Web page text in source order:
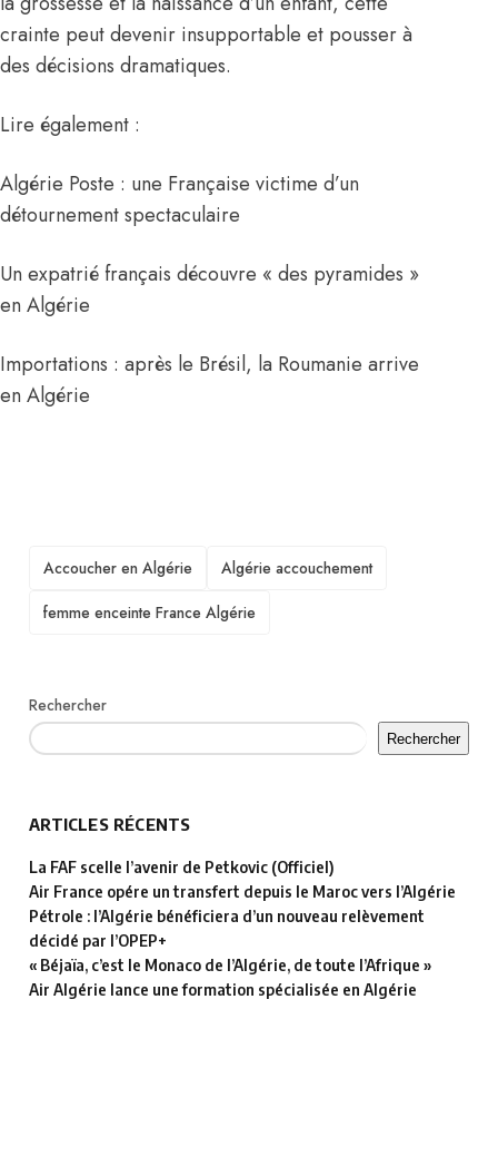
crainte peut devenir insupportable et pousser à
des décisions dramatiques.
Lire également :
Algérie Poste : une Française victime d’un
détournement spectaculaire
Un expatrié français découvre « des pyramides »
en Algérie
Importations : après le Brésil, la Roumanie arrive
en Algérie
TAGS
Accoucher en Algérie
Algérie accouchement
femme enceinte France Algérie
Rechercher
Rechercher
ARTICLES RÉCENTS
La FAF scelle l’avenir de Petkovic (Officiel)
Air France opére un transfert depuis le Maroc vers l’Algérie
Pétrole : l’Algérie bénéficiera d’un nouveau relèvement
décidé par l’OPEP+
« Béjaïa, c’est le Monaco de l’Algérie, de toute l’Afrique »
Air Algérie lance une formation spécialisée en Algérie